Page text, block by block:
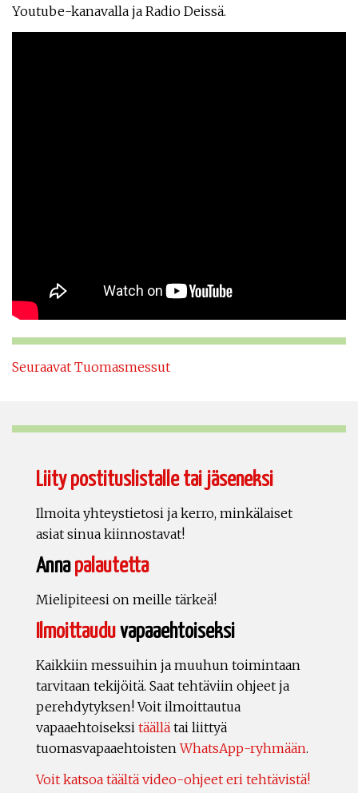
Youtube-kanavalla ja Radio Deissä.
Seuraavat Tuomasmessut
Liity postituslistalle tai jäseneksi
Ilmoita yhteystietosi ja kerro, minkälaiset
asiat sinua kiinnostavat!
Annapalautetta
Mielipiteesi on meille tärkeä!
Ilmoittauduvapaaehtoiseksi
Kaikkiin messuihin ja muuhun toimintaan
tarvitaan tekijöitä. Saat tehtäviin ohjeet ja
perehdytyksen! Voit ilmoittautua
vapaaehtoiseksi täällä tai liittyä
tuomasvapaaehtoistenWhatsApp-ryhmään.
Voit katsoa täältä video-ohjeet eri tehtävistä!